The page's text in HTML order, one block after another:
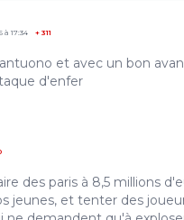
à 17:34 + 311
et avec un bon
d'enfer
des paris à 8,5 millions
jeunes, et tenter des